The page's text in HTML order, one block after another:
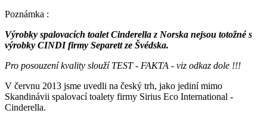
Poznámka :
Výrobky spalovacích toalet Cinderella z Norska nejsou totožné s
výrobky CINDI firmy Separett ze Švédska.
Pro posouzení kvality slouží TEST - FAKTA - viz odkaz dole !!!
V červnu 2013 jsme uvedli na český trh, jako jediní mimo
Skandinávii spalovací toalety firmy Sirius Eco International -
Cinderella.